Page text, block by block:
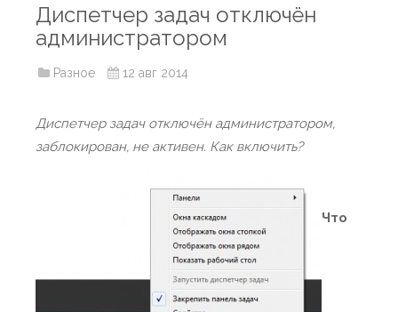
Диспетчер задач отключён
администратором
Разное 12 авг 2014
Диспетчер задач отключён администратором,
заблокирован, не активен. Как включить?
Что